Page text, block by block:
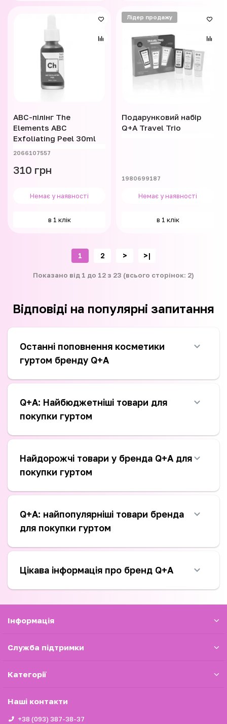
ABC-пілінг The
Elements ABC
Exfoliating Peel 30ml
2066107557
310 грн
Немає у наявності
в 1 клік
Лідер продажу
Подарунковий набір
Q+A Travel Trio
1980699187
Немає у наявності
в 1 клік
1 2 > >|
Показано від 1 до 12 з 23 (всього сторінок: 2)
Відповіді на популярні запитання
Останні поповнення косметики
гуртом бренду Q+A
Q+A: Найбюджетніші товари для
покупки гуртом
Найдорожчі товари у бренда Q+A для
покупки гуртом
Q+A: найпопулярніші товари бренда
для покупки гуртом
Цікава інформація про бренд Q+A
Iнформація
Служба підтримки
Категорії
Наші контакти
+38 (093) 387-38-37